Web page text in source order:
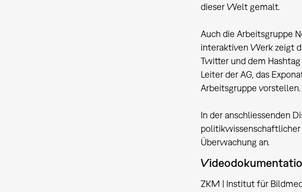
dieser Welt gemalt.
Auch die Arbeitsgruppe
interaktiven Werk zeigt
Twitter und dem
Leiter der AG, das
Arbeitsgruppe vorstellen.
In der anschliessenden
politikwissenschaftlicher
Überwachung an.
ZKM | Institut für